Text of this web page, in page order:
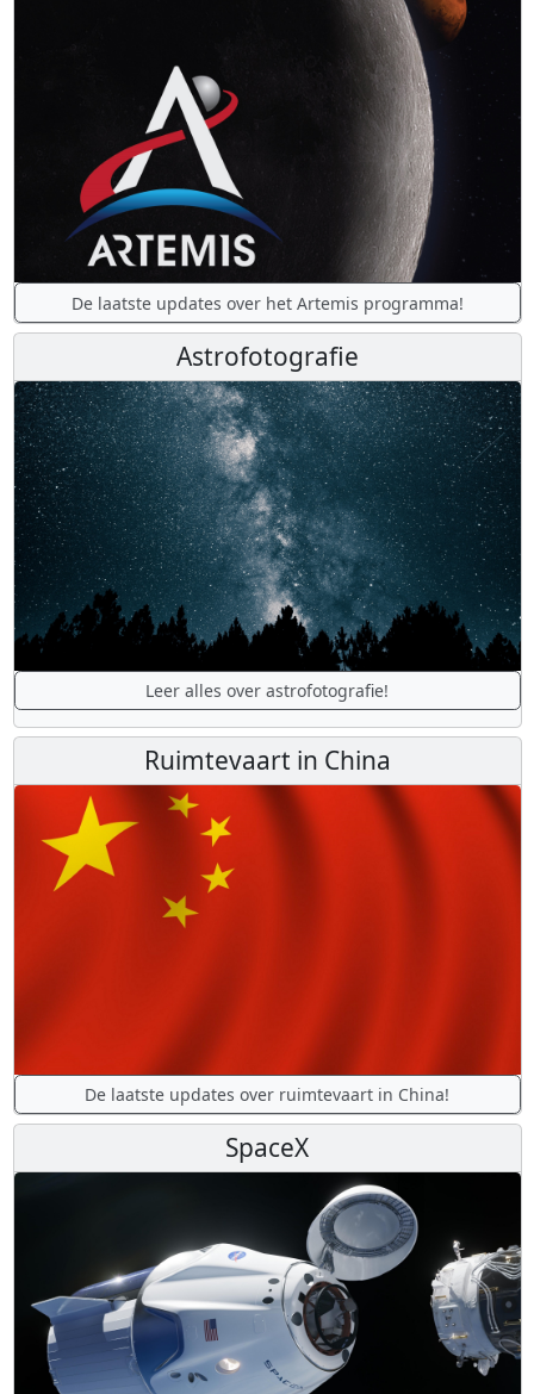
De laatste updates over het Artemis programma!
Astrofotografie
Leer alles over astrofotografie!
Ruimtevaart in China
De laatste updates over ruimtevaart in China!
SpaceX